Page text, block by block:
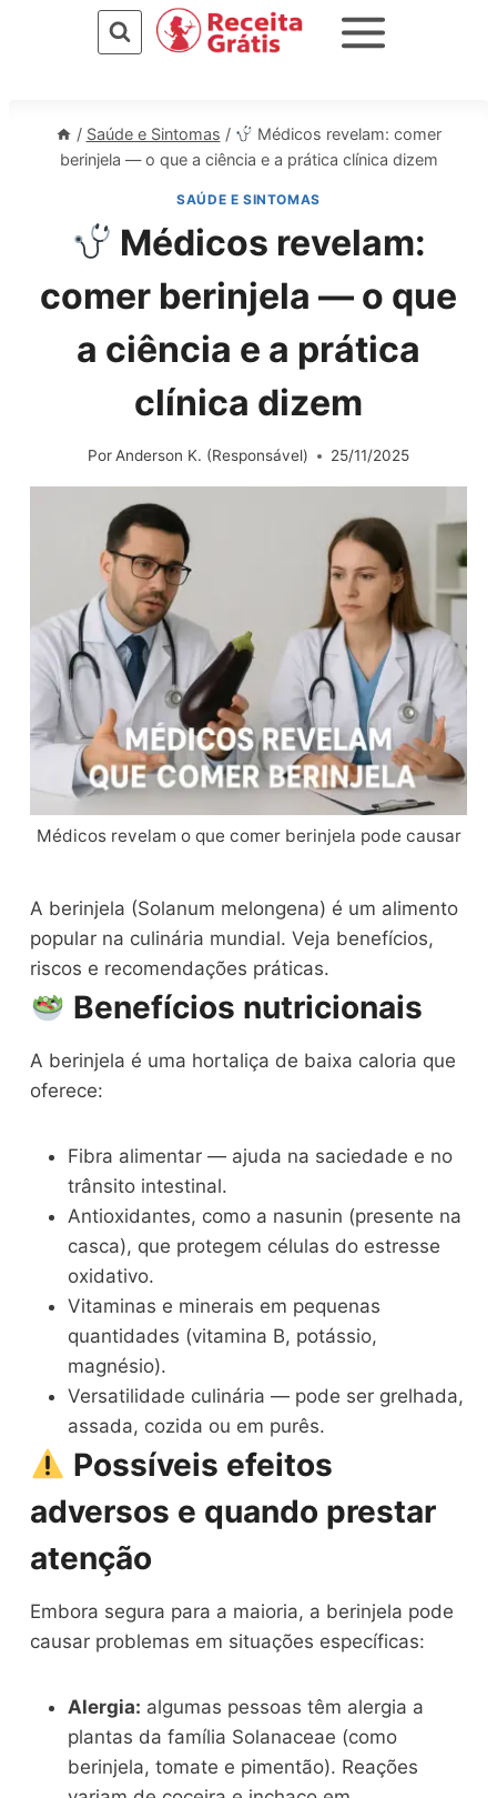
/ Saúde e Sintomas /
Médicos revelam: comer
berinjela — o que a ciência e a prática clínica dizem
SAÚDE E SINTOMAS
Médicos revelam:
comer berinjela — o que
a ciência e a prática
clínica dizem
PorAnderson K. (Responsável) 25/11/2025
Médicos revelam o que comer berinjela pode causar
A berinjela (Solanum melongena) é um alimento
popular na culinária mundial. Veja benefícios,
riscos e recomendações práticas.
Benefícios nutricionais
A berinjela é uma hortaliça de baixa caloria que
oferece:
Fibra alimentar — ajuda na saciedade e no
trânsito intestinal.
Antioxidantes, como a nasunin (presente na
casca), que protegem células do estresse
oxidativo.
Vitaminas e minerais em pequenas
quantidades (vitamina B, potássio,
magnésio).
Versatilidade culinária — pode ser grelhada,
assada, cozida ou em purês.
Possíveis efeitos
adversos e quando prestar
atenção
Embora segura para a maioria, a berinjela pode
causar problemas em situações específicas:
Alergia: algumas pessoas têm alergia a
plantas da família Solanaceae (como
berinjela, tomate e pimentão). Reações